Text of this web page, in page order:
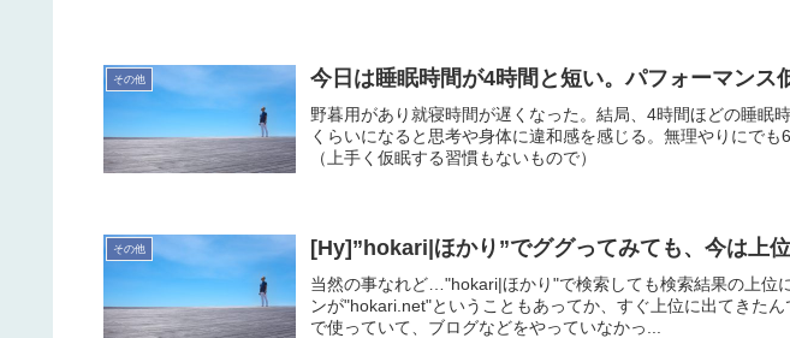
その他 今日は睡眠時間が4時間と短い。パフォーマンス
野暮用があり就寝時間が遅くなった。結局、4時間ほどの睡眠
くらいになると思考や身体に違和感を感じる。無理やりにでも
（上手く仮眠する習慣もないもので）
その他 [Hy]”hokari|ほかり”でググってみても、今は上
当然の事なれど…"hokari|ほかり"で検索しても検索結果の上位
ンが"hokari.net"ということもあってか、すぐ上位に出てきた
で使っていて、ブログなどをやっていなかっ...